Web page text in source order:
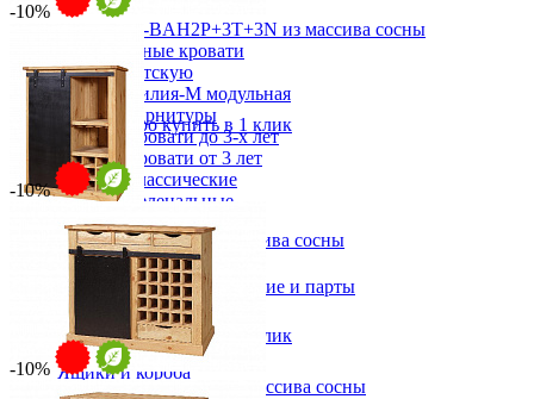
Двухъярусные кровати
Декор в детскую
Детская Вилия-М модульная
Детские гарнитуры
Детские кровати до 3-х лет
Детские кровати от 3 лет
Комоды классические
Комоды пеленальные
Кровати домики
Полки детские
Стеллажи детские
Столы письменные детские и парты
Тумбы для детей
Шведская стенка
Шкафы детские
Ящики и короба
Комод ROLLER-BAH2P+3T+3N из массива сосны
от 58 253 ₽
170х90х50 см
В корзину Быстро купить в 1 клик
-10%
Бар ROLLER-MHBAR из массива сосны
от 41 765 ₽
от 46 405 ₽
110х135х50 см
В корзину Быстро купить в 1 клик
-10%
Бар ROLLER-BAR1P+4T из массива сосны
-10%